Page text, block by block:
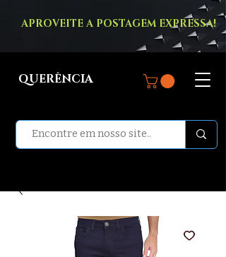
APROVEITE A POSTAGEM EXPRESSA!
QUERÊNCIA